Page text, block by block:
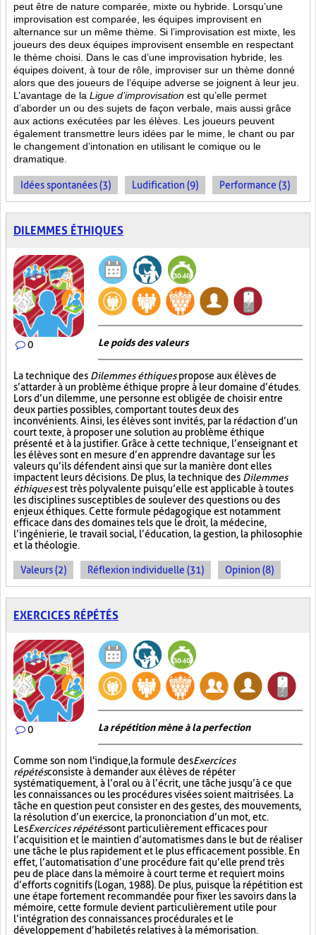
peut être de nature comparée, mixte ou hybride. Lorsqu’une
improvisation est comparée, les équipes improvisent en
alternance sur un même thème. Si l’improvisation est mixte, les
joueurs des deux équipes improvisent ensemble en respectant
le thème choisi. Dans le cas d’une improvisation hybride, les
équipes doivent, à tour de rôle, improviser sur un thème donné
alors que des joueurs de l’équipe adverse se joignent à leur jeu.
L’avantage de la Ligue d’improvisation est qu’elle permet
d’aborder un ou des sujets de façon verbale, mais aussi grâce
aux actions exécutées par les élèves. Les joueurs peuvent
également transmettre leurs idées par le mime, le chant ou par
le changement d’intonation en utilisant le comique ou le
dramatique.
Idées spontanées (3) Ludification (9) Performance (3)
DILEMMES ÉTHIQUES
0 Le poids des valeurs
La technique des Dilemmes éthiquespropose aux élèves de
s’attarder à un problème éthique propre à leur domaine d’études.
Lors d’un dilemme, une personne est obligée de choisir entre
deux parties possibles, comportant toutes deux des
inconvénients. Ainsi, les élèves sont invités, par la rédaction d’un
court texte, à proposer une solution au problème éthique
présenté et à la justifier. Grâce à cette technique, l’enseignant et
les élèves sont en mesure d’en apprendre davantage sur les
valeurs qu’ils défendent ainsi que sur la manière dont elles
impactent leurs décisions. De plus, la technique des Dilemmes
éthiquesest très polyvalente puisqu’elle est applicable à toutes
les disciplines susceptibles de soulever des questions ou des
enjeux éthiques. Cette formule pédagogique est notamment
efficace dans des domaines tels que le droit, la médecine,
l’ingénierie, le travail social, l’éducation, la gestion, la philosophie
et la théologie.
Valeurs (2) Réflexion individuelle (31) Opinion (8)
EXERCICES RÉPÉTÉS
0 La répétition mène à la perfection
Comme son nom l'indique, la formule desExercices
répétésconsiste à demander aux élèves de répéter
systématiquement, à l’oral ou à l’écrit, une tâche jusqu’à ce que
les connaissances ou les procédures visées soient maitrisées. La
tâche en question peut consister en des gestes, des mouvements,
la résolution d’un exercice, la prononciation d’un mot, etc.
LesExercices répétéssont particulièrement efficaces pour
l’acquisition et le maintien d’automatismes dans le but de réaliser
une tâche le plus rapidement et le plus efficacement possible. En
effet, l’automatisation d’une procédure fait qu’elle prend très
peu de place dans la mémoire à court terme et requiert moins
d’efforts cognitifs (Logan, 1988). De plus, puisque la répétition est
une étape fortement recommandée pour fixer les savoirs dans la
mémoire, cette formule devient particulièrement utile pour
l’intégration des connaissances procédurales et le
développement d’habiletés relatives à la mémorisation.